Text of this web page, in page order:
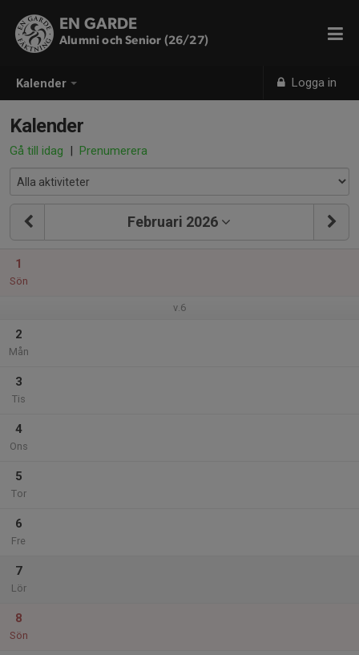
Kalender Logga in
EN GARDE
Alumni och Senior (26/27)
Kalender
Gå till idag | Prenumerera
Februari 2026
1
Sön
v.6
2
Mån
3
Tis
4
Ons
5
Tor
6
Fre
7
Lör
8
Sön